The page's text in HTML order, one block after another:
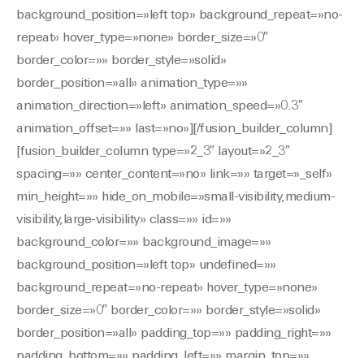
background_position=»left top» background_repeat=»no-
repeat» hover_type=»none» border_size=»0″
border_color=»» border_style=»solid»
border_position=»all» animation_type=»»
animation_direction=»left» animation_speed=»0.3″
animation_offset=»» last=»no»][/fusion_builder_column]
[fusion_builder_column type=»2_3″ layout=»2_3″
spacing=»» center_content=»no» link=»» target=»_self»
min_height=»» hide_on_mobile=»small-visibility,medium-
visibility,large-visibility» class=»» id=»»
background_color=»» background_image=»»
background_position=»left top» undefined=»»
background_repeat=»no-repeat» hover_type=»none»
border_size=»0″ border_color=»» border_style=»solid»
border_position=»all» padding_top=»» padding_right=»»